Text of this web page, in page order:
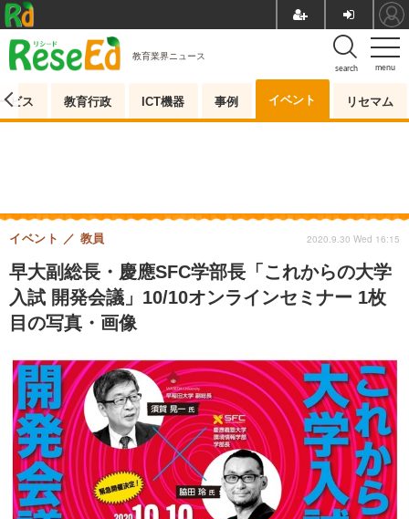
menu
search
教育業界ニュース
ビス 教育行政 ICT機器 事例 イベント リセマム
早大副総長・慶應SFC学部長「これからの大学
入試 開発会議」10/10オンラインセミナー 1枚
目の写真・画像
イベント 教員 2020.9.30 Wed 16:15